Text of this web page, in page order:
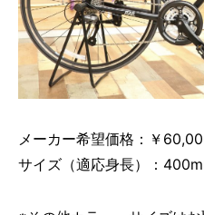
メーカー希望価格：￥
サイズ（適応身長）：